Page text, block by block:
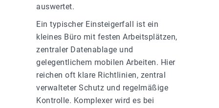
auswertet.
Ein typischer Einsteigerfall ist ein
kleines Büro mit festen Arbeitsplätzen,
zentraler Datenablage und
gelegentlichem mobilen Arbeiten. Hier
reichen oft klare Richtlinien, zentral
verwalteter Schutz und regelmäßige
Kontrolle. Komplexer wird es bei